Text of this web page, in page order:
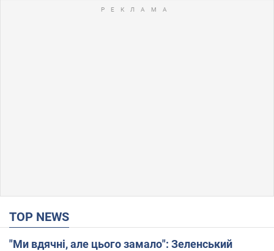
TOP NEWS
"Ми вдячні, але цього замало": Зеленський